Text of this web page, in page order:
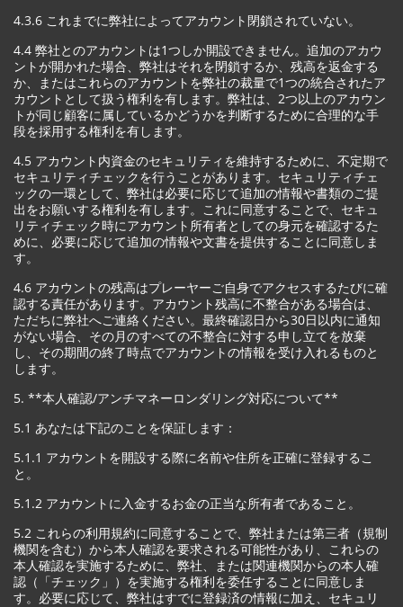
4.3.6 これまでに弊社によってアカウント閉鎖されていない。
4.4 弊社とのアカウントは1つしか開設できません。追加のアカウ
ントが開かれた場合、弊社はそれを閉鎖するか、残高を返金する
か、またはこれらのアカウントを弊社の裁量で1つの統合されたア
カウントとして扱う権利を有します。弊社は、2つ以上のアカウン
トが同じ顧客に属しているかどうかを判断するために合理的な手
段を採用する権利を有します。
4.5 アカウント内資金のセキュリティを維持するために、不定期で
セキュリティチェックを行うことがあります。セキュリティチェ
ックの一環として、弊社は必要に応じて追加の情報や書類のご提
出をお願いする権利を有します。これに同意することで、セキュ
リティチェック時にアカウント所有者としての身元を確認するた
めに、必要に応じて追加の情報や文書を提供することに同意しま
す。
4.6 アカウントの残高はプレーヤーご自身でアクセスするたびに確
認する責任があります。アカウント残高に不整合がある場合は、
ただちに弊社へご連絡ください。最終確認日から30日以内に通知
がない場合、その月のすべての不整合に対する申し立てを放棄
し、その期間の終了時点でアカウントの情報を受け入れるものと
します。
5. **本人確認/アンチマネーロンダリング対応について**
5.1 あなたは下記のことを保証します：
5.1.1 アカウントを開設する際に名前や住所を正確に登録するこ
と。
5.1.2 アカウントに入金するお金の正当な所有者であること。
5.2 これらの利用規約に同意することで、弊社または第三者（規制
機関を含む）から本人確認を要求される可能性があり、これらの
本人確認を実施するために、弊社、または関連機関からの本人確
認（「チェック」）を実施する権利を委任することに同意しま
す。必要に応じて、弊社はすでに登録済の情報に加え、セキュリ